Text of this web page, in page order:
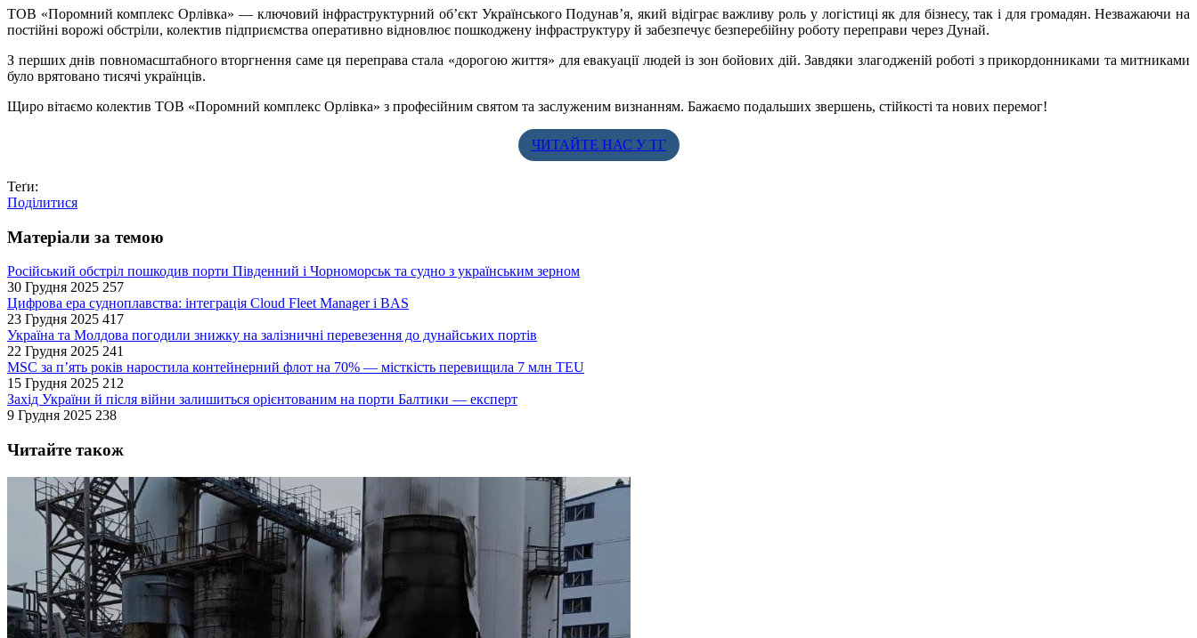
ТОВ «Поромний комплекс Орлівка» — ключовий інфраструктурний об’єкт Українського Подунав’я, який відіграє важливу роль у логістиці як для бізнесу, так і для громадян. Незважаючи на
постійні ворожі обстріли, колектив підприємства оперативно відновлює пошкоджену інфраструктуру й забезпечує безперебійну роботу переправи через Дунай.
З перших днів повномасштабного вторгнення саме ця переправа стала «дорогою життя» для евакуації людей із зон бойових дій. Завдяки злагодженій роботі з прикордонниками та митниками
було врятовано тисячі українців.
Щиро вітаємо колектив ТОВ «Поромний комплекс Орлівка» з професійним святом та заслуженим визнанням. Бажаємо подальших звершень, стійкості та нових перемог!
ЧИТАЙТЕ НАС У ТГ
Теґи:
Поділитися
Матеріали за темою
Російський обстріл пошкодив порти Південний і Чорноморськ та судно з українським зерном
30 Грудня 2025 257
Цифрова ера судноплавства: інтеграція Cloud Fleet Manager і BAS
23 Грудня 2025 417
Україна та Молдова погодили знижку на залізничні перевезення до дунайських портів
22 Грудня 2025 241
MSC за п’ять років наростила контейнерний флот на 70% — місткість перевищила 7 млн TEU
15 Грудня 2025 212
Захід України й після війни залишиться орієнтованим на порти Балтики — експерт
9 Грудня 2025 238
Читайте також